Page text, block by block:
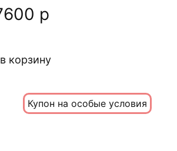
р
в корзину
Купон на особые условия